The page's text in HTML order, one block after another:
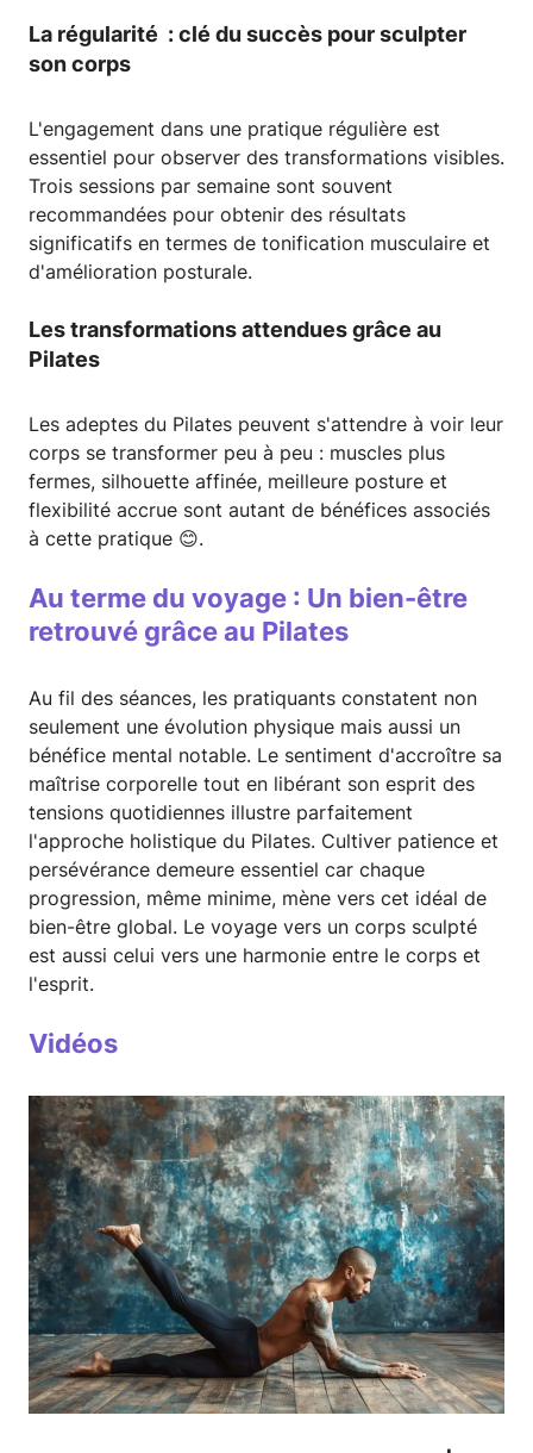
La régularité : clé du succès pour sculpter
son corps
L'engagement dans une pratique régulière est
essentiel pour observer des transformations visibles.
Trois sessions par semaine sont souvent
recommandées pour obtenir des résultats
significatifs en termes de tonification musculaire et
d'amélioration posturale.
Les transformations attendues grâce au
Pilates
Les adeptes du Pilates peuvent s'attendre à voir leur
corps se transformer peu à peu : muscles plus
fermes, silhouette affinée, meilleure posture et
flexibilité accrue sont autant de bénéfices associés
à cette pratique 😊.
Au terme du voyage : Un bien-être
retrouvé grâce au Pilates
Au fil des séances, les pratiquants constatent non
seulement une évolution physique mais aussi un
bénéfice mental notable. Le sentiment d'accroître sa
maîtrise corporelle tout en libérant son esprit des
tensions quotidiennes illustre parfaitement
l'approche holistique du Pilates. Cultiver patience et
persévérance demeure essentiel car chaque
progression, même minime, mène vers cet idéal de
bien-être global. Le voyage vers un corps sculpté
est aussi celui vers une harmonie entre le corps et
l'esprit.
Vidéos